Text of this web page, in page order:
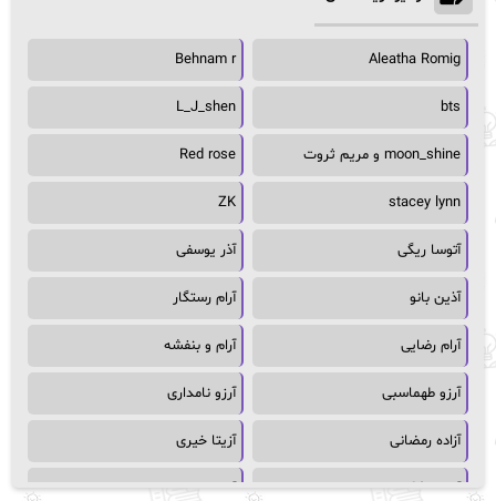
Aleatha Romig
Behnam r
bts
L_J_shen
moon_shine و مریم ثروت Red rose
stacey lynn
ZK
آتوسا ریگی آذر یوسفی
آذین بانو آرام رستگار
آرام رضایی آرام و بنفشه
آرزو طهماسبی آرزو نامداری
آزاده رمضانی آزیتا خیری
آسمان64 آسمان۶۵